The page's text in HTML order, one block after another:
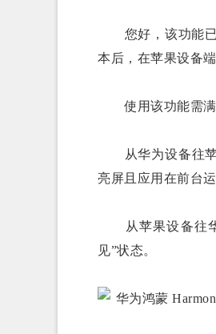
您好，该功能
本后，在苹果设备
使用该功能需
从华为设备往
亮屏且应用在前台运
从苹果设备往
见”状态。